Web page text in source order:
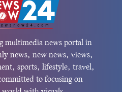
multimedia news portal in
news, new news, views,
sports, lifestyle, travel,
to focusing on
world with visuals.